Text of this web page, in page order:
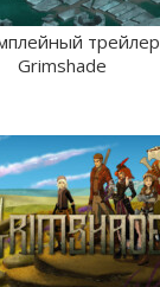
трейлер
Grimshade